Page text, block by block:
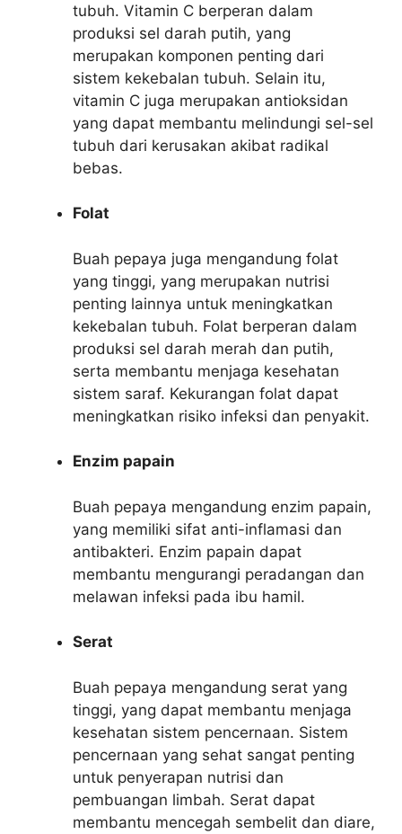
tubuh. Vitamin C berperan dalam
produksi sel darah putih, yang
merupakan komponen penting dari
sistem kekebalan tubuh. Selain itu,
vitamin C juga merupakan antioksidan
yang dapat membantu melindungi sel-sel
tubuh dari kerusakan akibat radikal
bebas.
Folat
Buah pepaya juga mengandung folat
yang tinggi, yang merupakan nutrisi
penting lainnya untuk meningkatkan
kekebalan tubuh. Folat berperan dalam
produksi sel darah merah dan putih,
serta membantu menjaga kesehatan
sistem saraf. Kekurangan folat dapat
meningkatkan risiko infeksi dan penyakit.
Enzim papain
Buah pepaya mengandung enzim papain,
yang memiliki sifat anti-inflamasi dan
antibakteri. Enzim papain dapat
membantu mengurangi peradangan dan
melawan infeksi pada ibu hamil.
Serat
Buah pepaya mengandung serat yang
tinggi, yang dapat membantu menjaga
kesehatan sistem pencernaan. Sistem
pencernaan yang sehat sangat penting
untuk penyerapan nutrisi dan
pembuangan limbah. Serat dapat
membantu mencegah sembelit dan diare,